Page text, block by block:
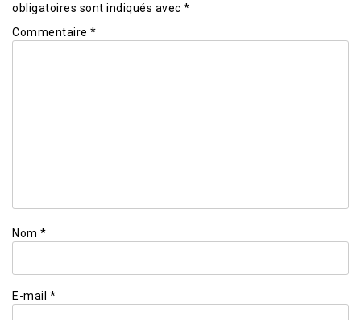
obligatoires sont indiqués avec *
Commentaire *
Nom *
E-mail *